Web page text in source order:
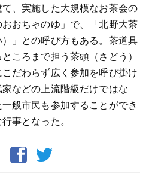
、実施した大規模なお茶会の
おちゃのゆ」で、「北野大茶
」との呼び方もある。茶道具
ころまで担う茶頭（さどう）
だわらず広く参加を呼び掛け
などの上流階級だけではな
般市民も参加することができ
事となった。